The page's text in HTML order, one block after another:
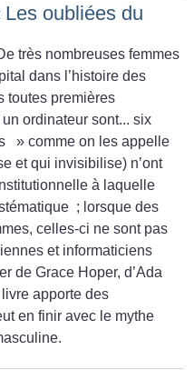
Les oubliées du
très nombreuses femmes
dans l’histoire des
toutes premières
ordinateur sont... six
» comme on les appelle
et qui invisibilise) n’ont
à laquelle
; lorsque des
celles-ci ne sont pas
et informaticiens
de Grace Hoper, d’Ada
apporte des
en finir avec le mythe